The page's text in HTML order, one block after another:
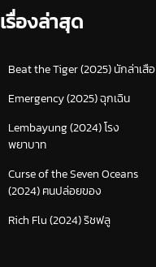
เรื่องล่าสุด
Beat the Tiger (2025) นักล่าเสือ
Emergency (2025) ฉุกเฉิน
Lembayung (2024) โรง
พยาบาท
Curse of the Seven Oceans
(2024) ฅนปล่อยของ
Rich Flu (2024) ริชฟลู